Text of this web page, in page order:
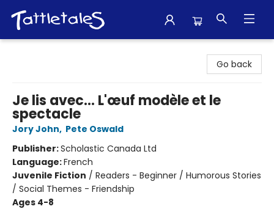
Go back
Je lis avec... L'œuf modèle et le
spectacle
Jory John, Pete Oswald
Publisher:Scholastic Canada Ltd
Language:French
Juvenile Fiction / Readers - Beginner / Humorous Stories
/ Social Themes - Friendship
Ages 4-8